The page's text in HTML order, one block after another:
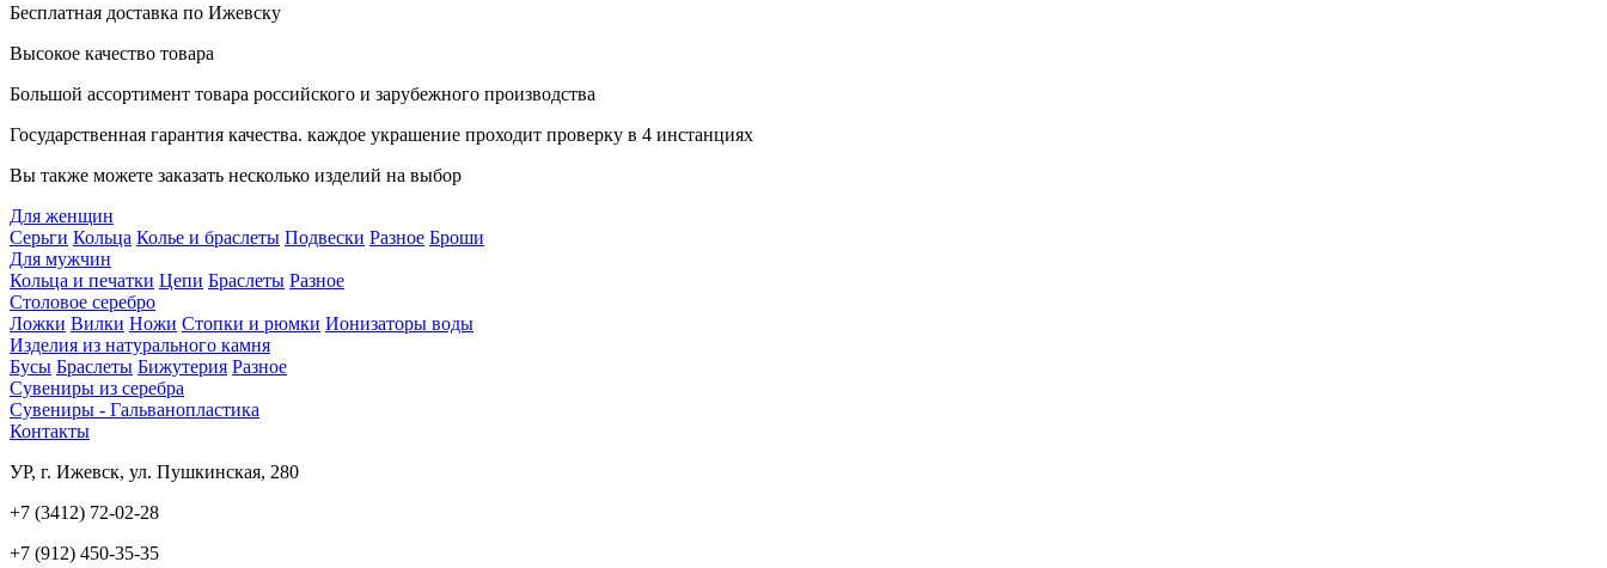
Бесплатная доставка по Ижевску
Высокое качество товара
Большой ассортимент товара российского и зарубежного производства
Государственная гарантия качества. каждое украшение проходит проверку в 4 инстанциях
Вы также можете заказать несколько изделий на выбор
Для женщин
Серьги Кольца Колье и браслеты Подвески Разное Броши
Для мужчин
Кольца и печатки Цепи Браслеты Разное
Столовое серебро
Ложки Вилки Ножи Стопки и рюмки Ионизаторы воды
Изделия из натурального камня
Бусы Браслеты Бижутерия Разное
Сувениры из серебра
Сувениры - Гальванопластика
Контакты
УР, г. Ижевск, ул. Пушкинская, 280
+7 (3412) 72-02-28
+7 (912) 450-35-35